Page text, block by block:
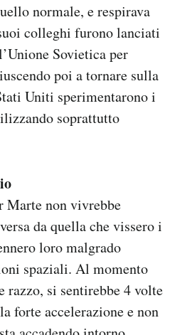
normale, e respirava
colleghi furono lanciati
Sovietica per
poi a tornare sulla
Uniti sperimentarono i
soprattutto
Marte non vivrebbe
da quella che vissero i
loro malgrado
spaziali. Al momento
razzo, si sentirebbe 4 volte
forte accelerazione e non